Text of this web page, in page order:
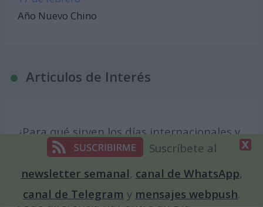
Año Nuevo Chino
Articulos de Interés
¿Para qué sirven los días internacionales y
mundiales?
¿Cómo se proclama un Día Internacional o
Mundial?
¿Qué diferencia hay entre un Día
Suscríbete al
newsletter semanal, canal de WhatsApp,
canal de Telegram y mensajes webpush.